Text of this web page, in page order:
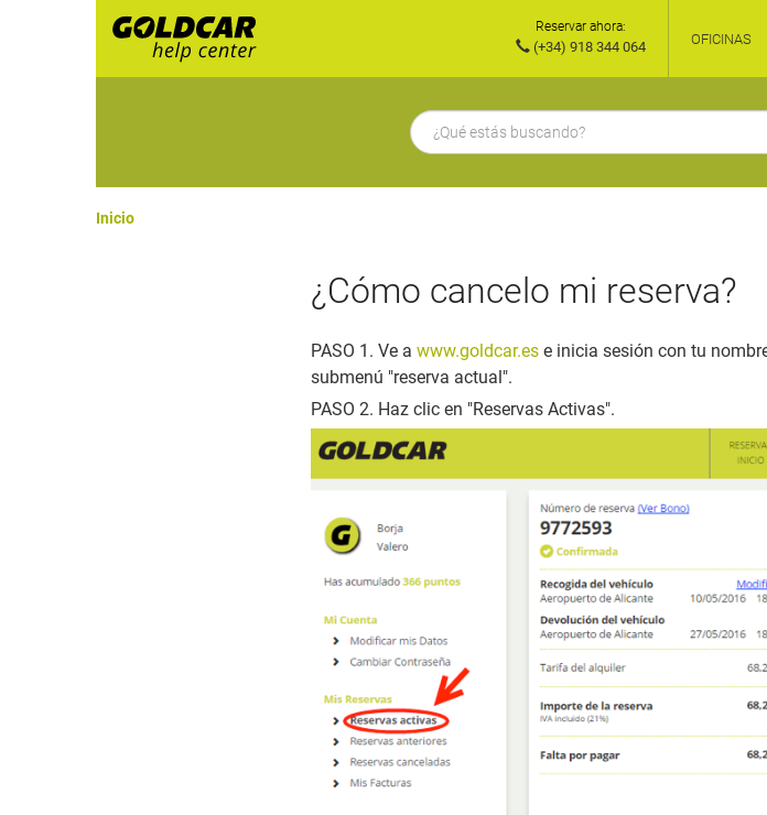
Reservar ahora:
(+34) 918 344 064 OFICINAS
Inicio
¿Cómo cancelo mi reserva?
PASO 1. Ve a www.goldcar.es e inicia sesión con tu
submenú "reserva actual".
PASO 2. Haz clic en "Reservas Activas".